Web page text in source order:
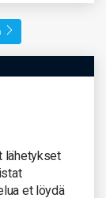
lähetykset
et löydä